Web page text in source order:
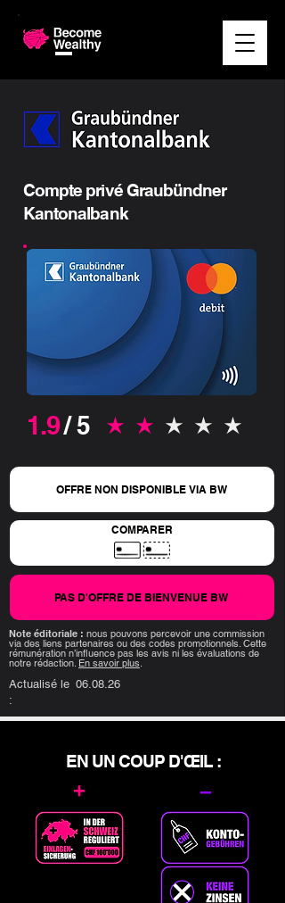
Compte privé Graubündner
Kantonalbank
1.9/ 5 la note moyenne est 1.9 sur 5
OFFRE NON DISPONIBLE VIA BW
COMPARER
PAS D'OFFRE DE BIENVENUE BW
Note éditoriale : nous pouvons percevoir une commission
via des liens partenaires ou des codes promotionnels. Cette
rémunération n’influence pas les avis ni les évaluations de
notre rédaction. En savoir plus.
Actualisé le
:
06.08.26
EN UN COUP D'ŒIL :
+ –